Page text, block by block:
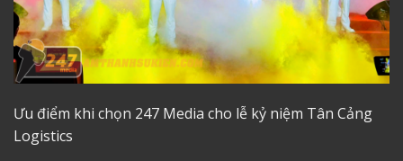
Ưu điểm khi chọn 247 Media cho lễ kỷ niệm Tân Cảng
Logistics